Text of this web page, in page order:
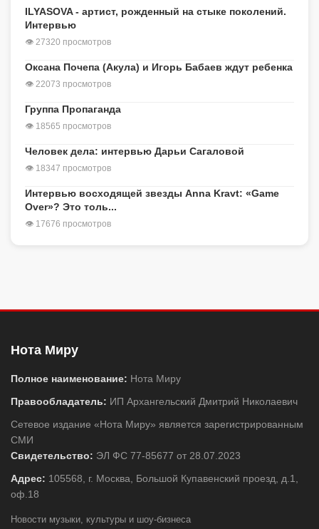
ILYASOVA - артист, рожденный на стыке поколений.
Интервью
👁 27320 просмотров
Оксана Почепа (Акула) и Игорь Бабаев ждут ребенка
👁 22073 просмотров
Группа Пропаганда
👁 18565 просмотров
Человек дела: интервью Дарьи Сагаловой
👁 18347 просмотров
Интервью восходящей звезды Anna Kravt: «Game
Over»? Это толь...
👁 17676 просмотров
Нота Миру
Полное наименование: Нота Миру
Правообладатель: ИП Архангельский Дмитрий Николаевич
Сетевое издание «Нота Миру» является зарегистрированным
СМИ
Свидетельство: ЭЛ ФС 77-85677 от 28.07.2023
Адрес: 105568, г. Москва, Большой Купавенский проезд, д.1,
оф.18
Новости музыки, культуры и шоу-бизнеса